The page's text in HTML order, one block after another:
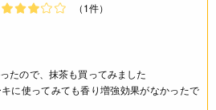
（1件）
たので、抹茶も買ってみました
に使ってみても香り増強効果がなかったで